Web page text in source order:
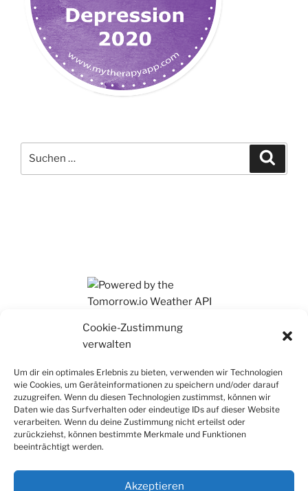
Cookie-Zustimmung
verwalten
Um dir ein optimales Erlebnis zu bieten, verwenden wir Technologien
wie Cookies, um Geräteinformationen zu speichern und/oder darauf
zuzugreifen. Wenn du diesen Technologien zustimmst, können wir
Daten wie das Surfverhalten oder eindeutige IDs auf dieser Website
verarbeiten. Wenn du deine Zustimmung nicht erteilst oder
zurückziehst, können bestimmte Merkmale und Funktionen
beeinträchtigt werden.
Akzeptieren
nach: